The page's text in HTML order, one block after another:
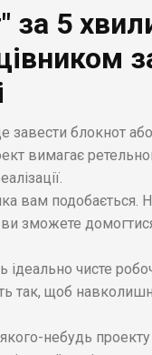
5
завести блокнот
вимагає
вам подобається.
ви зможете
ідеально чисте
так, щоб
небудь